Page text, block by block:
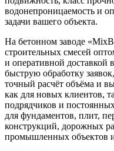
водонепроницаемость и
задачи вашего объекта.
На бетонном заводе
строительных смесей
и оперативной
быструю обработку
точный расчёт объёма и
как для новых клиентов,
подрядчиков и
для фундаментов, плит,
конструкций, дорожных
промышленных объектов и